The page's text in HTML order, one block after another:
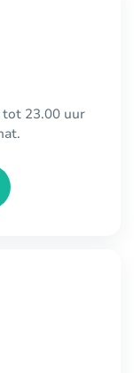
tot 23.00 uur